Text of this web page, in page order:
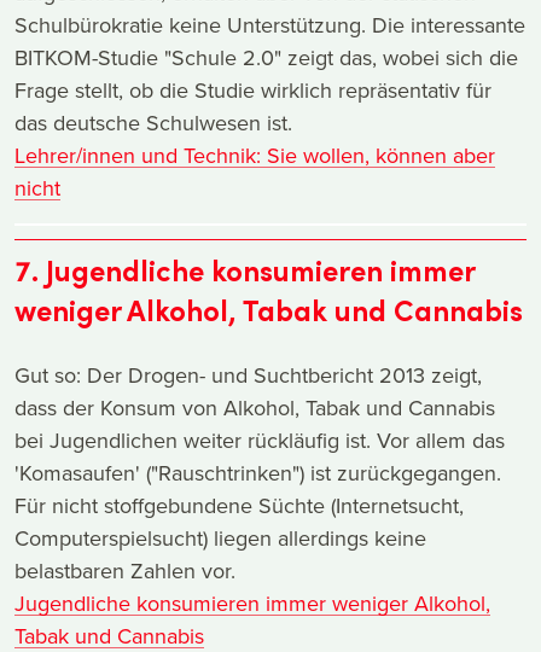
Schulbürokratie keine Unterstützung. Die interessante
BITKOM-Studie "Schule 2.0" zeigt das, wobei sich die
Frage stellt, ob die Studie wirklich repräsentativ für
das deutsche Schulwesen ist.
Lehrer/innen und Technik: Sie wollen, können aber
nicht
7. Jugendliche konsumieren immer
weniger Alkohol, Tabak und Cannabis
Gut so: Der Drogen- und Suchtbericht 2013 zeigt,
dass der Konsum von Alkohol, Tabak und Cannabis
bei Jugendlichen weiter rückläufig ist. Vor allem das
'Komasaufen' ("Rauschtrinken") ist zurückgegangen.
Für nicht stoffgebundene Süchte (Internetsucht,
Computerspielsucht) liegen allerdings keine
belastbaren Zahlen vor.
Jugendliche konsumieren immer weniger Alkohol,
Tabak und Cannabis